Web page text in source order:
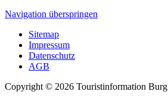
Navigation überspringen
Sitemap
Impressum
Datenschutz
AGB
Copyright © 2026 Touristinformation Burg